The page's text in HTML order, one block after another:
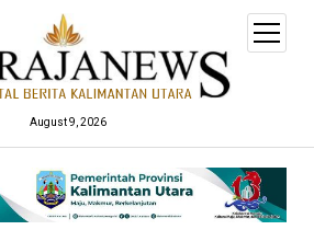
August 9, 2026
open
menu